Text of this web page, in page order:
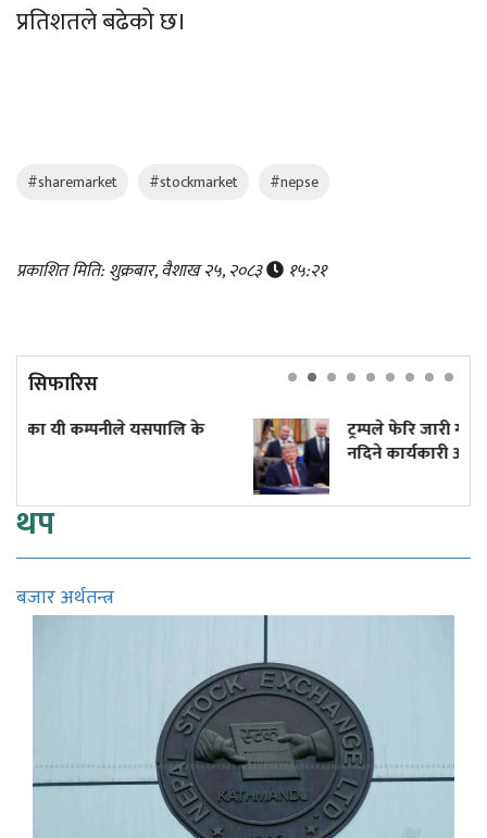
प्रतिशतले बढेको छ।
#sharemarket #stockmarket #nepse
प्रकाशित मिति: शुक्रबार, वैशाख २५, २०८३ १५:२१
सिफारिस
यसपालि के
ट्रम्पले फेरि जारी गरे जन्मकै आधारमा
नदिने कार्यकारी आदेश
थप
बजार अर्थतन्त्र